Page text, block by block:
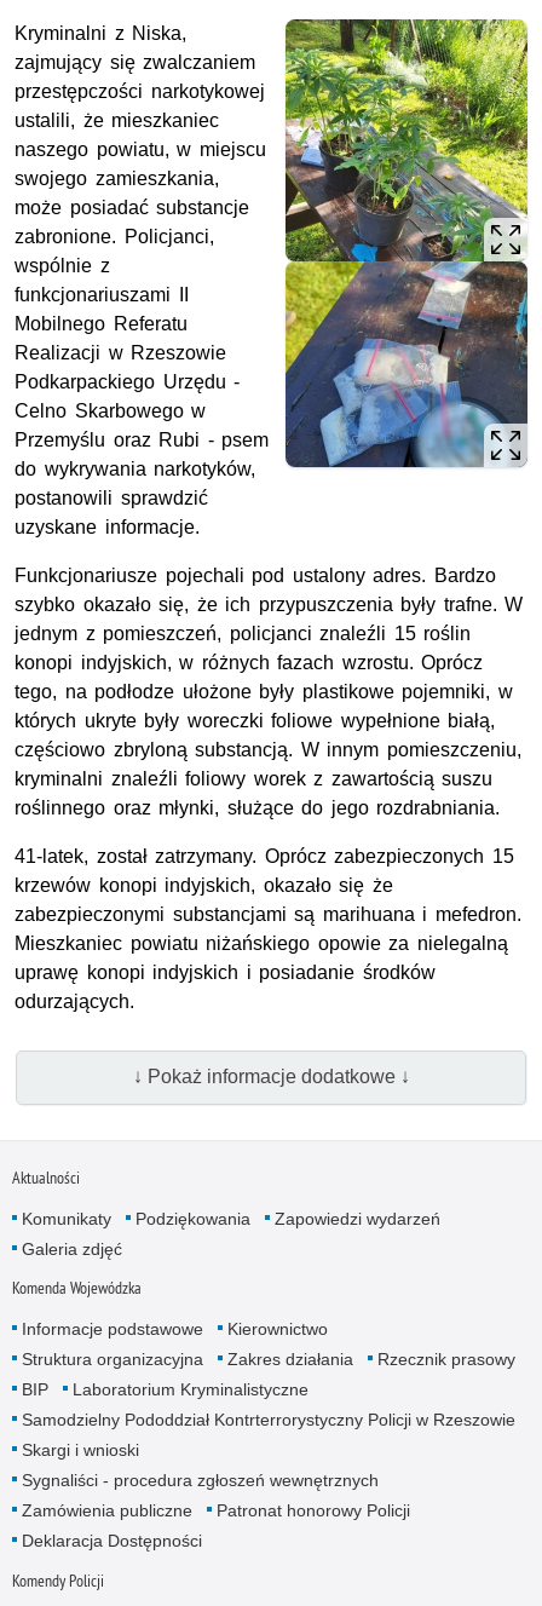
Kryminalni z Niska,
zajmujący się zwalczaniem
przestępczości narkotykowej
ustalili, że mieszkaniec
naszego powiatu, w miejscu
swojego zamieszkania,
może posiadać substancje
zabronione. Policjanci,
wspólnie z
funkcjonariuszami II
Mobilnego Referatu
Realizacji w Rzeszowie
Podkarpackiego Urzędu -
Celno Skarbowego w
Przemyślu oraz Rubi - psem
do wykrywania narkotyków,
postanowili sprawdzić
uzyskane informacje.
Funkcjonariusze pojechali pod ustalony adres. Bardzo
szybko okazało się, że ich przypuszczenia były trafne. W
jednym z pomieszczeń, policjanci znaleźli 15 roślin
konopi indyjskich, w różnych fazach wzrostu. Oprócz
tego, na podłodze ułożone były plastikowe pojemniki, w
których ukryte były woreczki foliowe wypełnione białą,
częściowo zbryloną substancją. W innym pomieszczeniu,
kryminalni znaleźli foliowy worek z zawartością suszu
roślinnego oraz młynki, służące do jego rozdrabniania.
41-latek, został zatrzymany. Oprócz zabezpieczonych 15
krzewów konopi indyjskich, okazało się że
zabezpieczonymi substancjami są marihuana i mefedron.
Mieszkaniec powiatu niżańskiego opowie za nielegalną
uprawę konopi indyjskich i posiadanie środków
odurzających.
↓ Pokaż informacje dodatkowe ↓
Aktualności
Komunikaty Podziękowania
Zapowiedzi wydarzeń
Galeria zdjęć
Komenda Wojewódzka
Informacje podstawowe
Kierownictwo
Struktura organizacyjna
Zakres działania
Rzecznik prasowy
BIP
Laboratorium Kryminalistyczne
Samodzielny Pododdział Kontrterrorystyczny Policji w Rzeszowie
Skargi i wnioski
Sygnaliści - procedura zgłoszeń wewnętrznych
Zamówienia publiczne
Patronat honorowy Policji
Deklaracja Dostępności
Komendy Policji